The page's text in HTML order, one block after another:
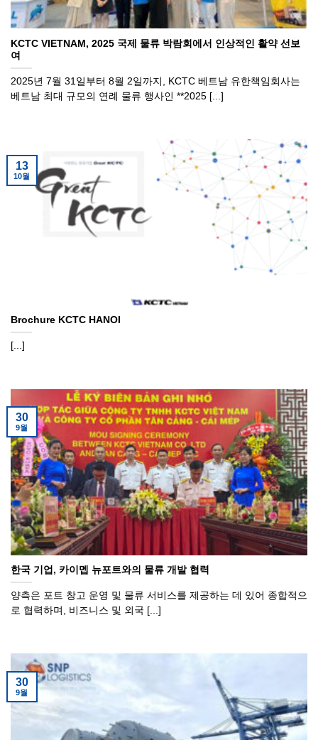
KCTC VIETNAM, 2025 국제 물류 박람회에서 인상적인 활약 선보
여
2025년 7월 31일부터 8월 2일까지, KCTC 베트남 유한책임회사는
베트남 최대 규모의 연례 물류 행사인 **2025 [...]
Brochure KCTC HANOI
[...]
13
10월
한국 기업, 카이멥 뉴포트와의 물류 개발 협력
양측은 포트 창고 운영 및 물류 서비스를 제공하는 데 있어 종합적으
로 협력하며, 비즈니스 및 외국 [...]
30
9월
30
9월